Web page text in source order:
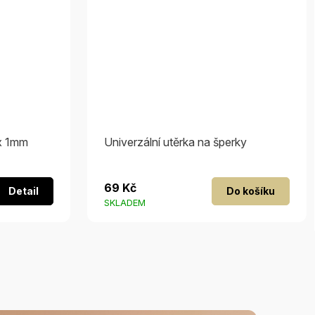
Detail
Univerzální utěrka na šperky
SKLADEM
69 Kč Do košíku